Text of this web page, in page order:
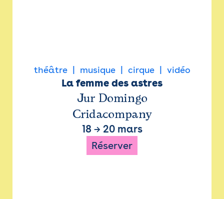
théâtre musique cirque vidéo
La femme des astres
Jur Domingo
Cridacompany
18 → 20 mars
Réserver